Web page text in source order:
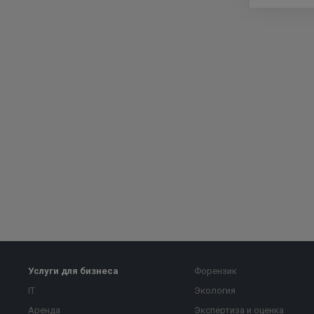
Услуги для бизнеса
IT
Аренда
Форензик
Экология
Экспертиза и оценка